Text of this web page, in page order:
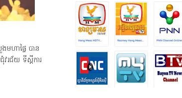
មហាផ្ទៃ បាន
វរជ័យ ទីស្តីការ